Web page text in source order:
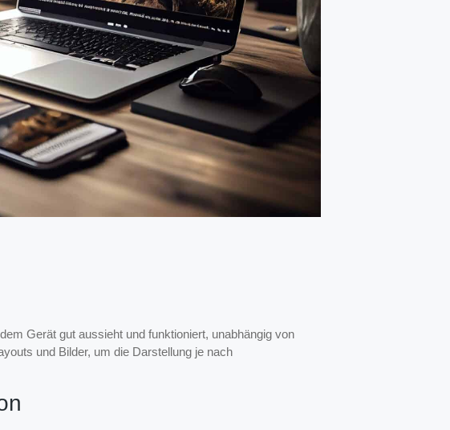
Gerät gut aussieht und funktioniert, unabhängig von
und Bilder, um die Darstellung je nach